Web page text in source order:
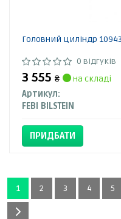
Головний циліндр
0 відгуків
3 555 ₴
на складі
Артикул:
FEBI BILSTEIN
ПРИДБАТИ
1 2 3 4 5